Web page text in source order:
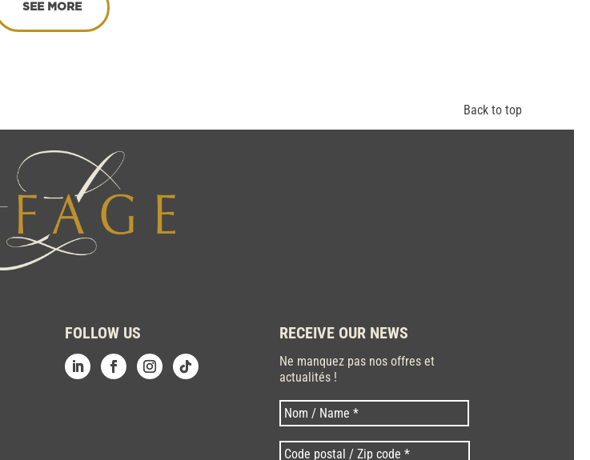
SEE MORE
Back to top
FOLLOW US RECEIVE OUR NEWS
Ne manquez pas nos offres et
actualités !
Nom
* Last
Code